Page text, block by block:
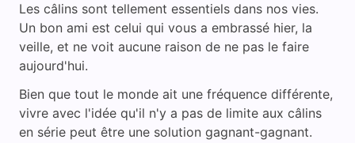
Les câlins sont tellement essentiels dans nos vies.
Un bon ami est celui qui vous a embrassé hier, la
veille, et ne voit aucune raison de ne pas le faire
aujourd'hui.
Bien que tout le monde ait une fréquence différente,
vivre avec l'idée qu'il n'y a pas de limite aux câlins
en série peut être une solution gagnant-gagnant.